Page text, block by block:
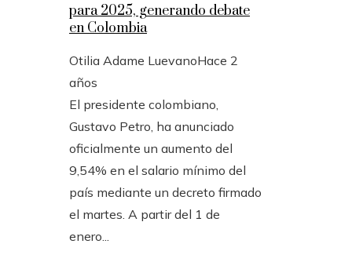
para 2025, generando debate
en Colombia
Otilia Adame LuevanoHace 2
años
El presidente colombiano,
Gustavo Petro, ha anunciado
oficialmente un aumento del
9,54% en el salario mínimo del
país mediante un decreto firmado
el martes. A partir del 1 de
enero...